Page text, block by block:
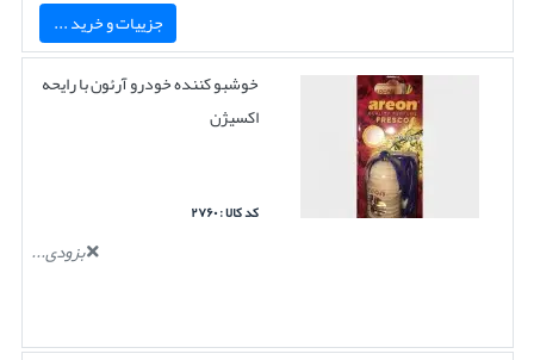
جزییات و خرید ...
خوشبو کننده خودرو آرئون با رایحه
اکسیژن
کد کالا : ۲۷۶۰
بزودی...